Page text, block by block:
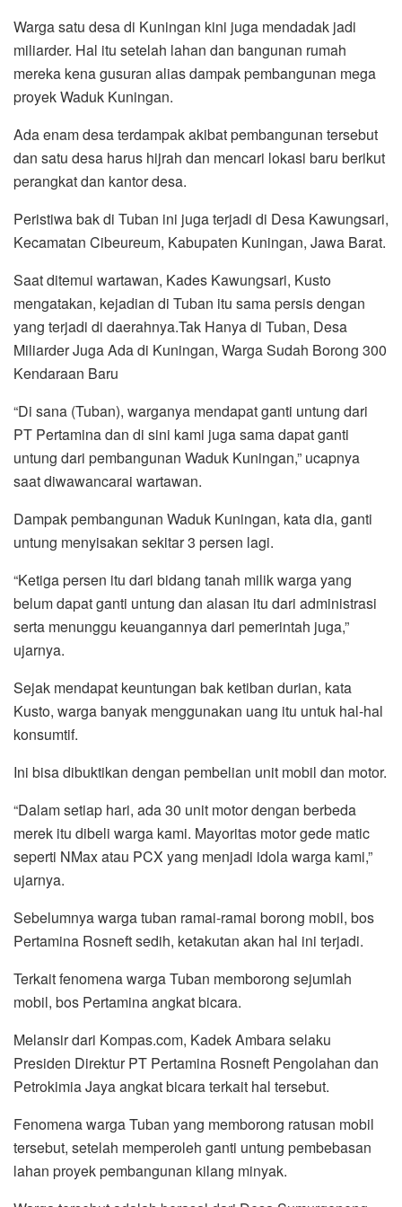
Warga satu desa di Kuningan kini juga mendadak jadi
miliarder. Hal itu setelah lahan dan bangunan rumah
mereka kena gusuran alias dampak pembangunan mega
proyek Waduk Kuningan.
Ada enam desa terdampak akibat pembangunan tersebut
dan satu desa harus hijrah dan mencari lokasi baru berikut
perangkat dan kantor desa.
Peristiwa bak di Tuban ini juga terjadi di Desa Kawungsari,
Kecamatan Cibeureum, Kabupaten Kuningan, Jawa Barat.
Saat ditemui wartawan, Kades Kawungsari, Kusto
mengatakan, kejadian di Tuban itu sama persis dengan
yang terjadi di daerahnya.Tak Hanya di Tuban, Desa
Miliarder Juga Ada di Kuningan, Warga Sudah Borong 300
Kendaraan Baru
“Di sana (Tuban), warganya mendapat ganti untung dari
PT Pertamina dan di sini kami juga sama dapat ganti
untung dari pembangunan Waduk Kuningan,” ucapnya
saat diwawancarai wartawan.
Dampak pembangunan Waduk Kuningan, kata dia, ganti
untung menyisakan sekitar 3 persen lagi.
“Ketiga persen itu dari bidang tanah milik warga yang
belum dapat ganti untung dan alasan itu dari administrasi
serta menunggu keuangannya dari pemerintah juga,”
ujarnya.
Sejak mendapat keuntungan bak ketiban durian, kata
Kusto, warga banyak menggunakan uang itu untuk hal-hal
konsumtif.
Ini bisa dibuktikan dengan pembelian unit mobil dan motor.
“Dalam setiap hari, ada 30 unit motor dengan berbeda
merek itu dibeli warga kami. Mayoritas motor gede matic
seperti NMax atau PCX yang menjadi idola warga kami,”
ujarnya.
Sebelumnya warga tuban ramai-ramai borong mobil, bos
Pertamina Rosneft sedih, ketakutan akan hal ini terjadi.
Terkait fenomena warga Tuban memborong sejumlah
mobil, bos Pertamina angkat bicara.
Melansir dari Kompas.com, Kadek Ambara selaku
Presiden Direktur PT Pertamina Rosneft Pengolahan dan
Petrokimia Jaya angkat bicara terkait hal tersebut.
Fenomena warga Tuban yang memborong ratusan mobil
tersebut, setelah memperoleh ganti untung pembebasan
lahan proyek pembangunan kilang minyak.